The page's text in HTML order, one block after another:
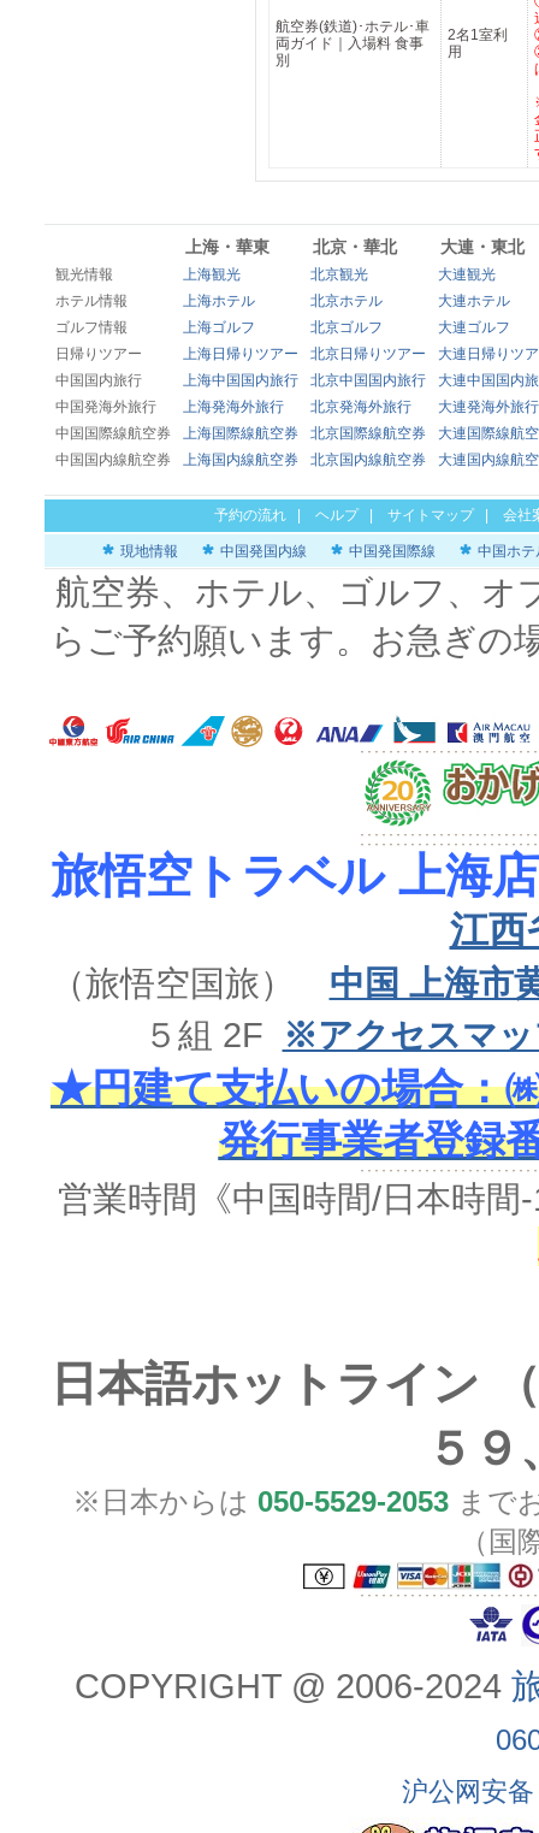
航空券(鉄道)･ホテル･車
両ガイド｜入場料 食事
別
2名1室利
用
上海・華東 北京・華北 大連・東北
観光情報 上海観光 北京観光
大連観光
ホテル情報
上海ホテル 北京ホテル
大連ホテル
ゴルフ情報
上海ゴルフ 北京ゴルフ
大連ゴルフ
日帰りツアー
上海日帰りツアー 北京日帰りツアー
大連日帰りツ
中国国内旅行
上海中国国内旅行 北京中国国内旅行
大連中国国内
中国発海外旅行
上海発海外旅行 北京発海外旅行
大連発海外旅行
中国国際線航空券
上海国際線航空券 北京国際線航空券
大連国際線航
中国国内線航空券
上海国内線航空券 北京国内線航空券 大連国内線航
予約の流れ ヘルプ| サイトマップ| 会社
現地情報 中国発国内線 中国発国際線 中国ホテ
航空券、ホテル、ゴルフ、オ
らご予約願います。お急ぎの
旅悟空トラベル 上海店
江西
（旅悟空国旅） 中国 上海市
５組 2F
※アクセスマ
★円建て支払いの場合：
発行事業者登録
営業時間《中国時間/日本時間
日本語ホットライン
５９
※日本からは 050-5529-2053 まで
（国
COPYRIGHT @ 2006-2024
沪公网安